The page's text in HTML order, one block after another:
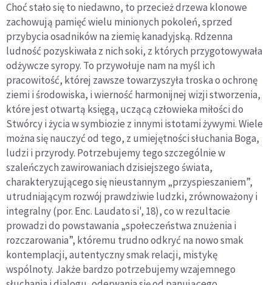
Choć stało się to niedawno, to przecież drzewa klonowe
zachowują pamięć wielu minionych pokoleń, sprzed
przybycia osadników na ziemię kanadyjską. Rdzenna
ludność pozyskiwała z nich soki, z których przygotowywała
odżywcze syropy. To przywołuje nam na myśl ich
pracowitość, której zawsze towarzyszyła troska o ochronę
ziemi i środowiska, i wierność harmonijnej wizji stworzenia,
które jest otwartą księgą, uczącą człowieka miłości do
Stwórcy i życia w symbiozie z innymi istotami żywymi. Wiele
można się nauczyć od tego, z umiejętności słuchania Boga,
ludzi i przyrody. Potrzebujemy tego szczególnie w
szaleńczych zawirowaniach dzisiejszego świata,
charakteryzującego się nieustannym „przyspieszaniem”,
utrudniającym rozwój prawdziwie ludzki, zrównoważony i
integralny (por. Enc. Laudato si', 18), co w rezultacie
prowadzi do powstawania „społeczeństwa znużenia i
rozczarowania”, któremu trudno odkryć na nowo smak
kontemplacji, autentyczny smak relacji, mistykę
wspólnoty. Jakże bardzo potrzebujemy wzajemnego